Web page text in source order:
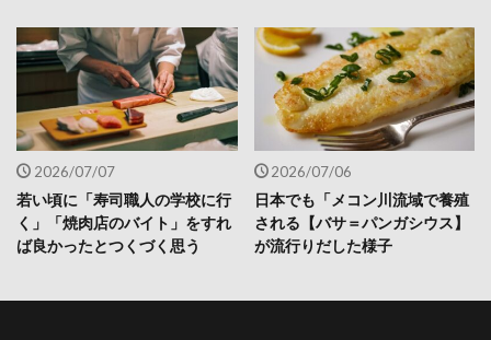
2026/07/07
若い頃に「寿司職人の学校に行
く」「焼肉店のバイト」をすれ
ば良かったとつくづく思う
2026/07/06
日本でも「メコン川流域で養殖
される【バサ＝パンガシウス】
が流行りだした様子